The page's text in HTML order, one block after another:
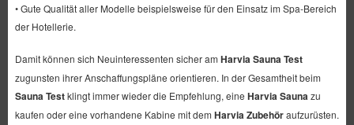
• Gute Qualität aller Modelle beispielsweise für den Einsatz im Spa-Bereich
der Hotellerie.
Damit können sich Neuinteressenten sicher am Harvia Sauna Test
zugunsten ihrer Anschaffungspläne orientieren. In der Gesamtheit beim
Sauna Testklingt immer wieder die Empfehlung, eine Harvia Sauna zu
kaufen oder eine vorhandene Kabine mit dem Harvia Zubehöraufzurüsten.